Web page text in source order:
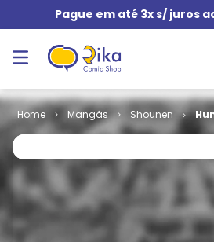
Pague em até 3x s/ juros
Mangás Shounen